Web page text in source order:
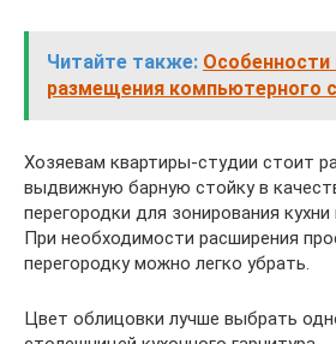
Читайте также:
размещения компьютерного
Хозяевам квартиры-студии стоит
выдвижную барную стойку в
перегородки для зонирования
При необходимости расширения
перегородку можно легко убрать.
Цвет облицовки лучше выбрать